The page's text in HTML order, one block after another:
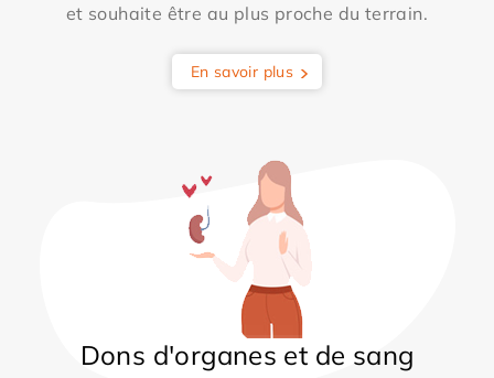
et souhaite être au plus proche du terrain.
En savoir plus
Dons d'organes et de sang